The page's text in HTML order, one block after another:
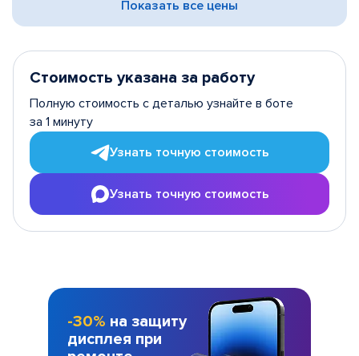
Показать все цены
Стоимость указана за работу
Полную стоимость с деталью узнайте в боте
за 1 минуту
Узнать точную стоимость
Узнать точную стоимость
-30% на защиту
дисплея при